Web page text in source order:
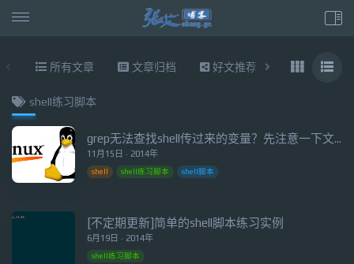
所有文章 文章归档 好文推荐 东拉西扯
shell练习脚本
11月15日 · 2014年
grep无法查找shell传过来的变量？先注意一下文本格式吧！
shell shell练习脚本 shell脚本
6月19日 · 2014年
[不定期更新]简单的shell脚本练习实例
shell练习脚本